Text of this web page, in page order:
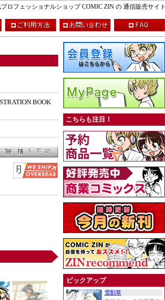
ロフェッショナルショップ COMIC ZIN の 通信販売サイト
BOOK
こちらも注目！
ピックアップ
雪割草